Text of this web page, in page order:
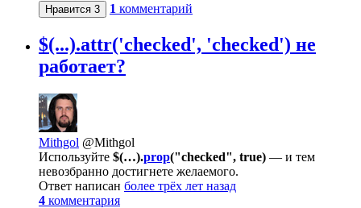
Нравится 3 1 комментарий
$(...).attr('checked', 'checked') не
работает?
Mithgol @Mithgol
Используйте $(…).prop("checked", true) — и тем
невозбранно достигнете желаемого.
Ответ написан более трёх лет назад
4 комментария